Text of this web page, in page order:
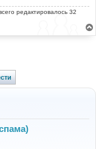
редактировалось 32